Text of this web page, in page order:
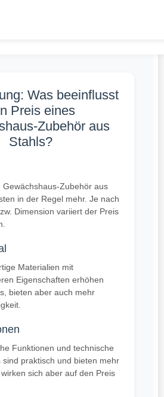
Was beeinflusst
Preis eines
Zubehör aus
Stahls?
Gewächshaus-Zubehör aus
in der Regel mehr. Je nach
Dimension variiert der Preis
Materialien mit
Eigenschaften erhöhen
bieten aber auch mehr
Funktionen und technische
sind praktisch und bieten mehr
sich aber auf den Preis